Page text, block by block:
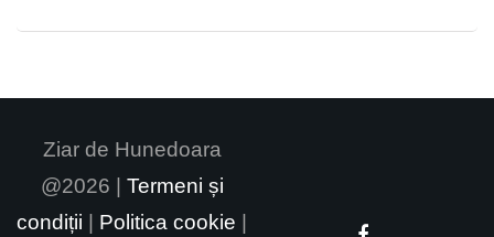
Ziar de Hunedoara
@2026 | Termeni și
condiții | Politica cookie |